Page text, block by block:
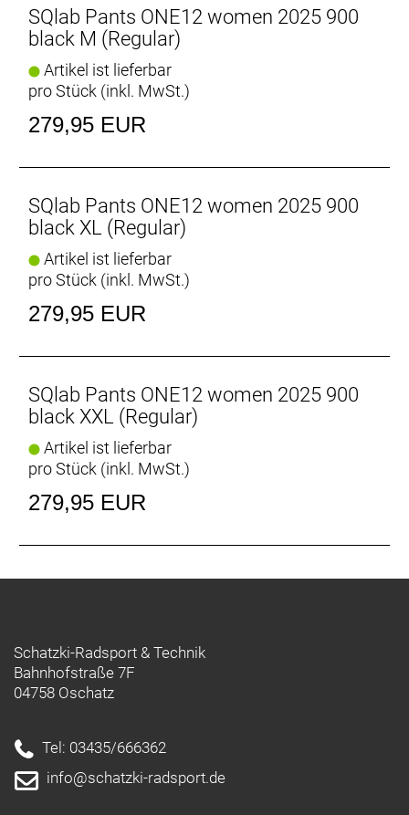
anspruchsvolle Radsportler.
SQlab Pants ONE12 women 2025 900
black M (Regular)
Artikel ist lieferbar
pro Stück (inkl. MwSt.)
279,95 EUR
SQlab Pants ONE12 women 2025 900
black XL (Regular)
Artikel ist lieferbar
pro Stück (inkl. MwSt.)
279,95 EUR
SQlab Pants ONE12 women 2025 900
black XXL (Regular)
Artikel ist lieferbar
pro Stück (inkl. MwSt.)
279,95 EUR
Schatzki-Radsport & Technik
Bahnhofstraße 7F
04758 Oschatz
Tel: 03435/666362
info@schatzki-radsport.de